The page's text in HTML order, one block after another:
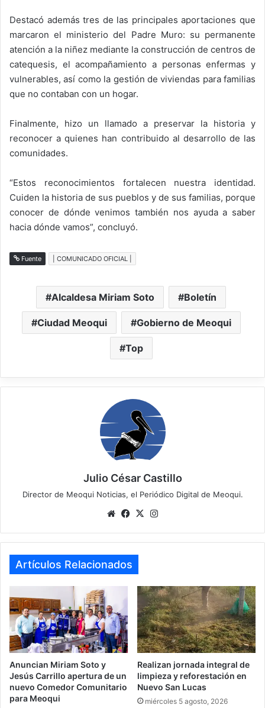
Destacó además tres de las principales aportaciones que
marcaron el ministerio del Padre Muro: su permanente
atención a la niñez mediante la construcción de centros de
catequesis, el acompañamiento a personas enfermas y
vulnerables, así como la gestión de viviendas para familias
que no contaban con un hogar.
Finalmente, hizo un llamado a preservar la historia y
reconocer a quienes han contribuido al desarrollo de las
comunidades.
“Estos reconocimientos fortalecen nuestra identidad.
Cuiden la historia de sus pueblos y de sus familias, porque
conocer de dónde venimos también nos ayuda a saber
hacia dónde vamos”, concluyó.
Fuente | COMUNICADO OFICIAL |
Alcaldesa Miriam Soto Boletín
Ciudad Meoqui Gobierno de Meoqui
Top
Julio César Castillo
Director de Meoqui Noticias, el Periódico Digital de Meoqui.
WebsiteFacebook
X
Artículos Relacionados
Anuncian Miriam Soto y
Jesús Carrillo apertura de un
nuevo Comedor Comunitario
para Meoqui
Realizan jornada integral de
limpieza y reforestación en
Nuevo San Lucas
miércoles 5 agosto, 2026